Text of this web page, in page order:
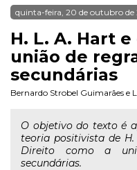
quinta-feira, 20 de outubro de
H. L. A. Hart
união de
secundárias
Bernardo Strobel Guimarães e
O objetivo do texto é
teoria positivista de
Direito como a
secundárias.